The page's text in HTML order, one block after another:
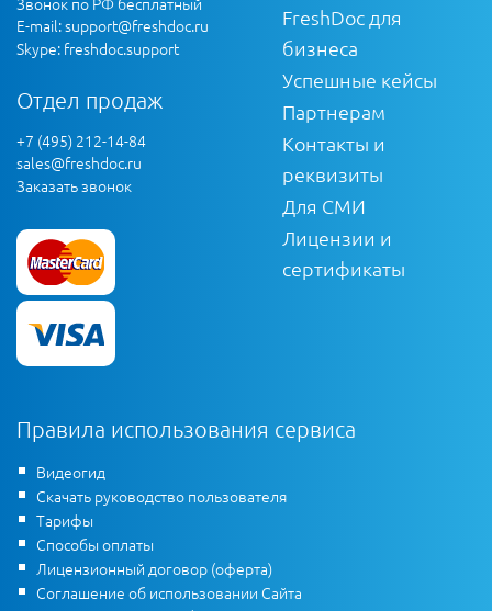
E-mail:support@freshdoc.ru
Skype: freshdoc.support
Отдел продаж
+7 (495) 212-14-84
sales@freshdoc.ru
Заказать звонок
FreshDoc для
бизнеса
Успешные кейсы
Партнерам
Контакты и
реквизиты
Для СМИ
Лицензии и
сертификаты
Правила использования сервиса
Видеогид
Скачать руководство пользователя
Тарифы
Способы оплаты
Лицензионный договор (оферта)
Соглашение об использовании Сайта